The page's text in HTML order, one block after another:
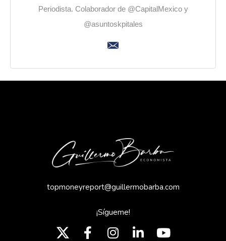
Periodista. Colaborador de @CapitalMexico y
@asuntoskpitales
topmoneyreport@guillermobarba.com
¡Sígueme!